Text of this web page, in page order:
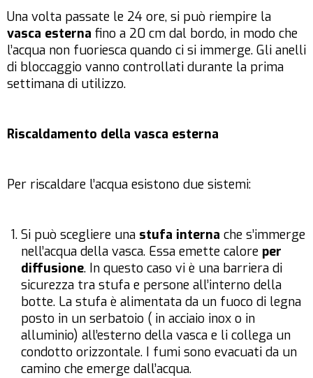
Una volta passate le 24 ore, si può riempire la
vasca esterna fino a 20 cm dal bordo, in modo che
l’acqua non fuoriesca quando ci si immerge. Gli anelli
di bloccaggio vanno controllati durante la prima
settimana di utilizzo.
Riscaldamento della vasca esterna
Per riscaldare l’acqua esistono due sistemi:
Si può scegliere una stufa interna che s’immerge
nell’acqua della vasca. Essa emette calore per
diffusione. In questo caso vi è una barriera di
sicurezza tra stufa e persone all’interno della
botte. La stufa è alimentata da un fuoco di legna
posto in un serbatoio ( in acciaio inox o in
alluminio) all’esterno della vasca e li collega un
condotto orizzontale. I fumi sono evacuati da un
camino che emerge dall’acqua.